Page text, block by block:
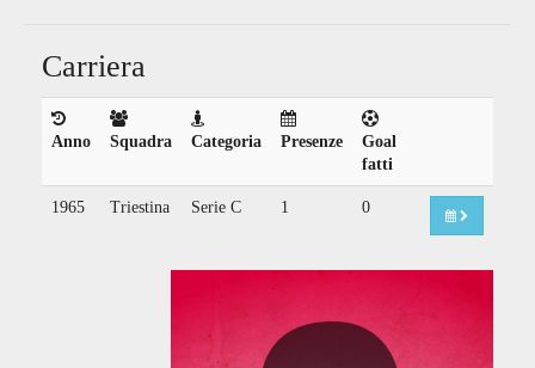
Carriera
Anno Squadra Categoria Presenze
Goal
fatti
1965 Triestina Serie C 1 0